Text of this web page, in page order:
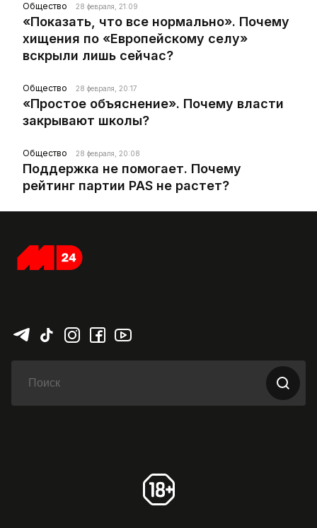
Общество 28 февраля, 21:09
«Показать, что все нормально». Почему
хищения по «Европейскому селу»
вскрыли лишь сейчас?
Общество 28 февраля, 20:17
«Простое объяснение». Почему власти
закрывают школы?
Общество 28 февраля, 20:08
Поддержка не помогает. Почему
рейтинг партии PAS не растет?